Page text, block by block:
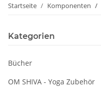
Startseite Komponenten
Kategorien
Bücher
OM SHIVA - Yoga Zubehör